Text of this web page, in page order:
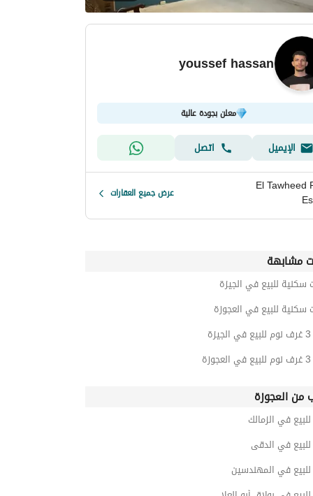
youssef hassan
معلن بجودة عالية
الإيميل
اتصل
El Tawheed
عرض جميع العقارات
مشابهة
سكنية للبيع في الجيزة
سكنية للبيع في العجوزة
من العجوزة
في الزمالك
في الدقى
في المهندسين